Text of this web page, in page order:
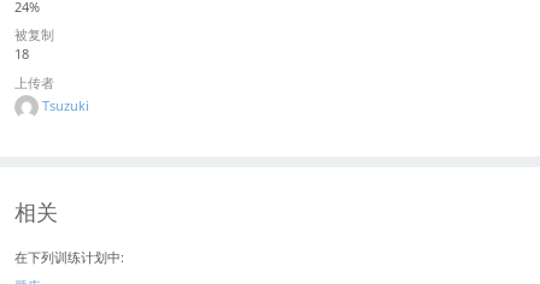
24%
被复制
18
上传者
Tsuzuki
相关
在下列训练计划中: